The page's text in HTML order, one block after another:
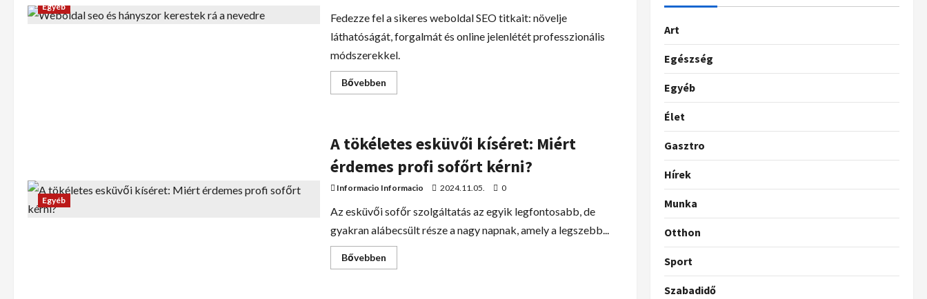
Egyéb
Fedezze fel a sikeres weboldal SEO titkait: növelje
láthatóságát, forgalmát és online jelenlétét professzionális
módszerekkel.
Bővebben
Egyéb
A tökéletes esküvői kíséret: Miért
érdemes profi sofőrt kérni?
Informacio Informacio 2024.11.05. 0
Az esküvői sofőr szolgáltatás az egyik legfontosabb, de
gyakran alábecsült része a nagy napnak, amely a legszebb...
Bővebben
Art
Egészség
Egyéb
Élet
Gasztro
Hírek
Munka
Otthon
Sport
Szabadidő